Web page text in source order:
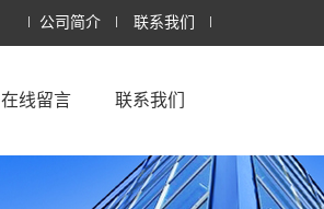
公司简介 联系我们
在线留言 联系我们